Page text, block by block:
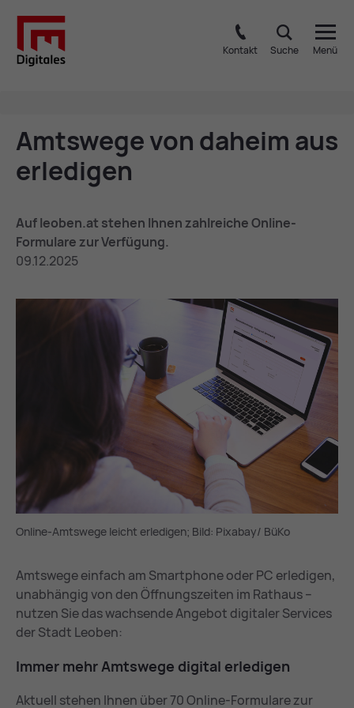
Kontakt Suche Menü
Amts­we­ge von da­heim aus
er­le­di­gen
Auf leoben.at stehen Ihnen zahlreiche Online-
Formulare zur Verfügung.
09.12.2025
Online-Amtswege leicht erledigen; Bild: Pixabay/ BüKo
Amtswege einfach am Smartphone oder PC erledigen,
unabhängig von den Öffnungszeiten im Rathaus –
nutzen Sie das wachsende Angebot digitaler Services
der Stadt Leoben:
Im­mer mehr Amts­we­ge di­gi­tal er­le­di­gen
Aktuell stehen Ihnen über 70 Online-Formulare zur